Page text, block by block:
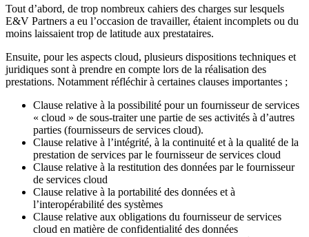
Tout d’abord, de trop nombreux cahiers des charges sur lesquels
E&V Partners a eu l’occasion de travailler, étaient incomplets ou du
moins laissaient trop de latitude aux prestataires.
Ensuite, pour les aspects cloud, plusieurs dispositions techniques et
juridiques sont à prendre en compte lors de la réalisation des
prestations. Notamment réfléchir à certaines clauses importantes ;
Clause relative à la possibilité pour un fournisseur de services
« cloud » de sous-traiter une partie de ses activités à d’autres
parties (fournisseurs de services cloud).
Clause relative à l’intégrité, à la continuité et à la qualité de la
prestation de services par le fournisseur de services cloud
Clause relative à la restitution des données par le fournisseur
de services cloud
Clause relative à la portabilité des données et à
l’interopérabilité des systèmes
Clause relative aux obligations du fournisseur de services
cloud en matière de confidentialité des données